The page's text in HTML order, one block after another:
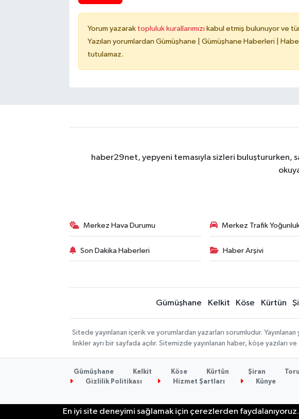
Yorum yazarak topluluk kurallarımızı kabul etmiş bulunuyor ve
Yazılan yorumlardan Gümüşhane | Gümüşhane Haberleri |
tutulamaz.
haber29net, yepyeni temasıyla sizleri buluştururken,
Merkez Hava Durumu Merkez Trafik
Son Dakika Haberleri Haber Arşivi
Gümüşhane Kelkit Köse Kürtün
Sitede yayınlanan içerik ve yorumlardan yazarları sorumludur.
linkler ayrı bir sayfada açılır. Sitemizde yayınlanan haber, köşe
Gümüşhane Kelkit Köse Kürtün Şiran Torul
Gizlilik Politikası
Hizmet Şartları Künye
En iyi site deneyimi sağlamak için çerezlerden